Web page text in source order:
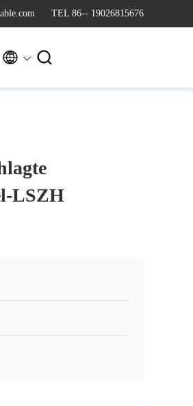
TEL 86-- 19026815676
 
LSZH